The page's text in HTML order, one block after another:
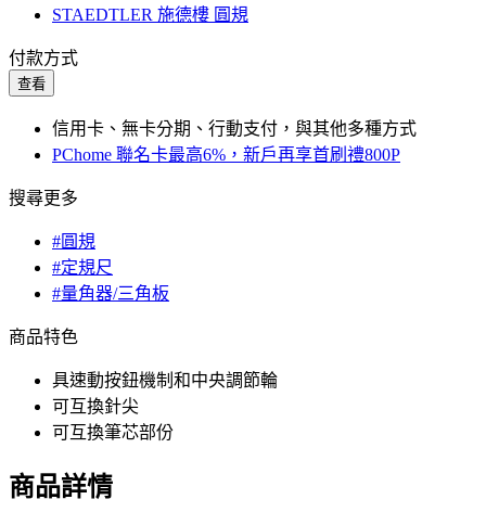
STAEDTLER 施德樓 圓規
付款方式
查看
信用卡、無卡分期、行動支付，與其他多種方式
PChome 聯名卡最高6%，新戶再享首刷禮800P
搜尋更多
#圓規
#定規尺
#量角器/三角板
商品特色
具速動按鈕機制和中央調節輪
可互換針尖
可互換筆芯部份
商品詳情